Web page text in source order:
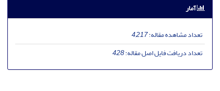
آمار
تعداد مشاهده مقاله:4,217
تعداد دریافت فایل اصل مقاله:428